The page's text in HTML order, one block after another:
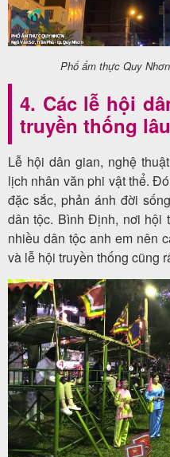
Phố ẩm thực Quy
4. Các lễ hội
truyền thống
Lễ hội dân gian, nghệ
lịch nhân văn phi vật thể.
đặc sắc, phản ánh đời
dân tộc. Bình Định, nơi hội
nhiều dân tộc anh em nên
và lễ hội truyền thống cũng